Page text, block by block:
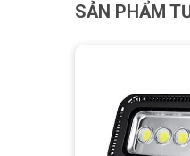
SẢN PHẨM